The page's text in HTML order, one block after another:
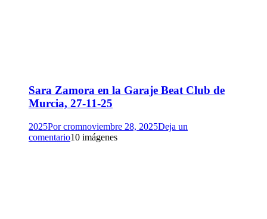
Sara Zamora en la Garaje Beat Club de
Murcia, 27-11-25
2025Porcromnoviembre 28, 2025Deja un
comentario10 imágenes